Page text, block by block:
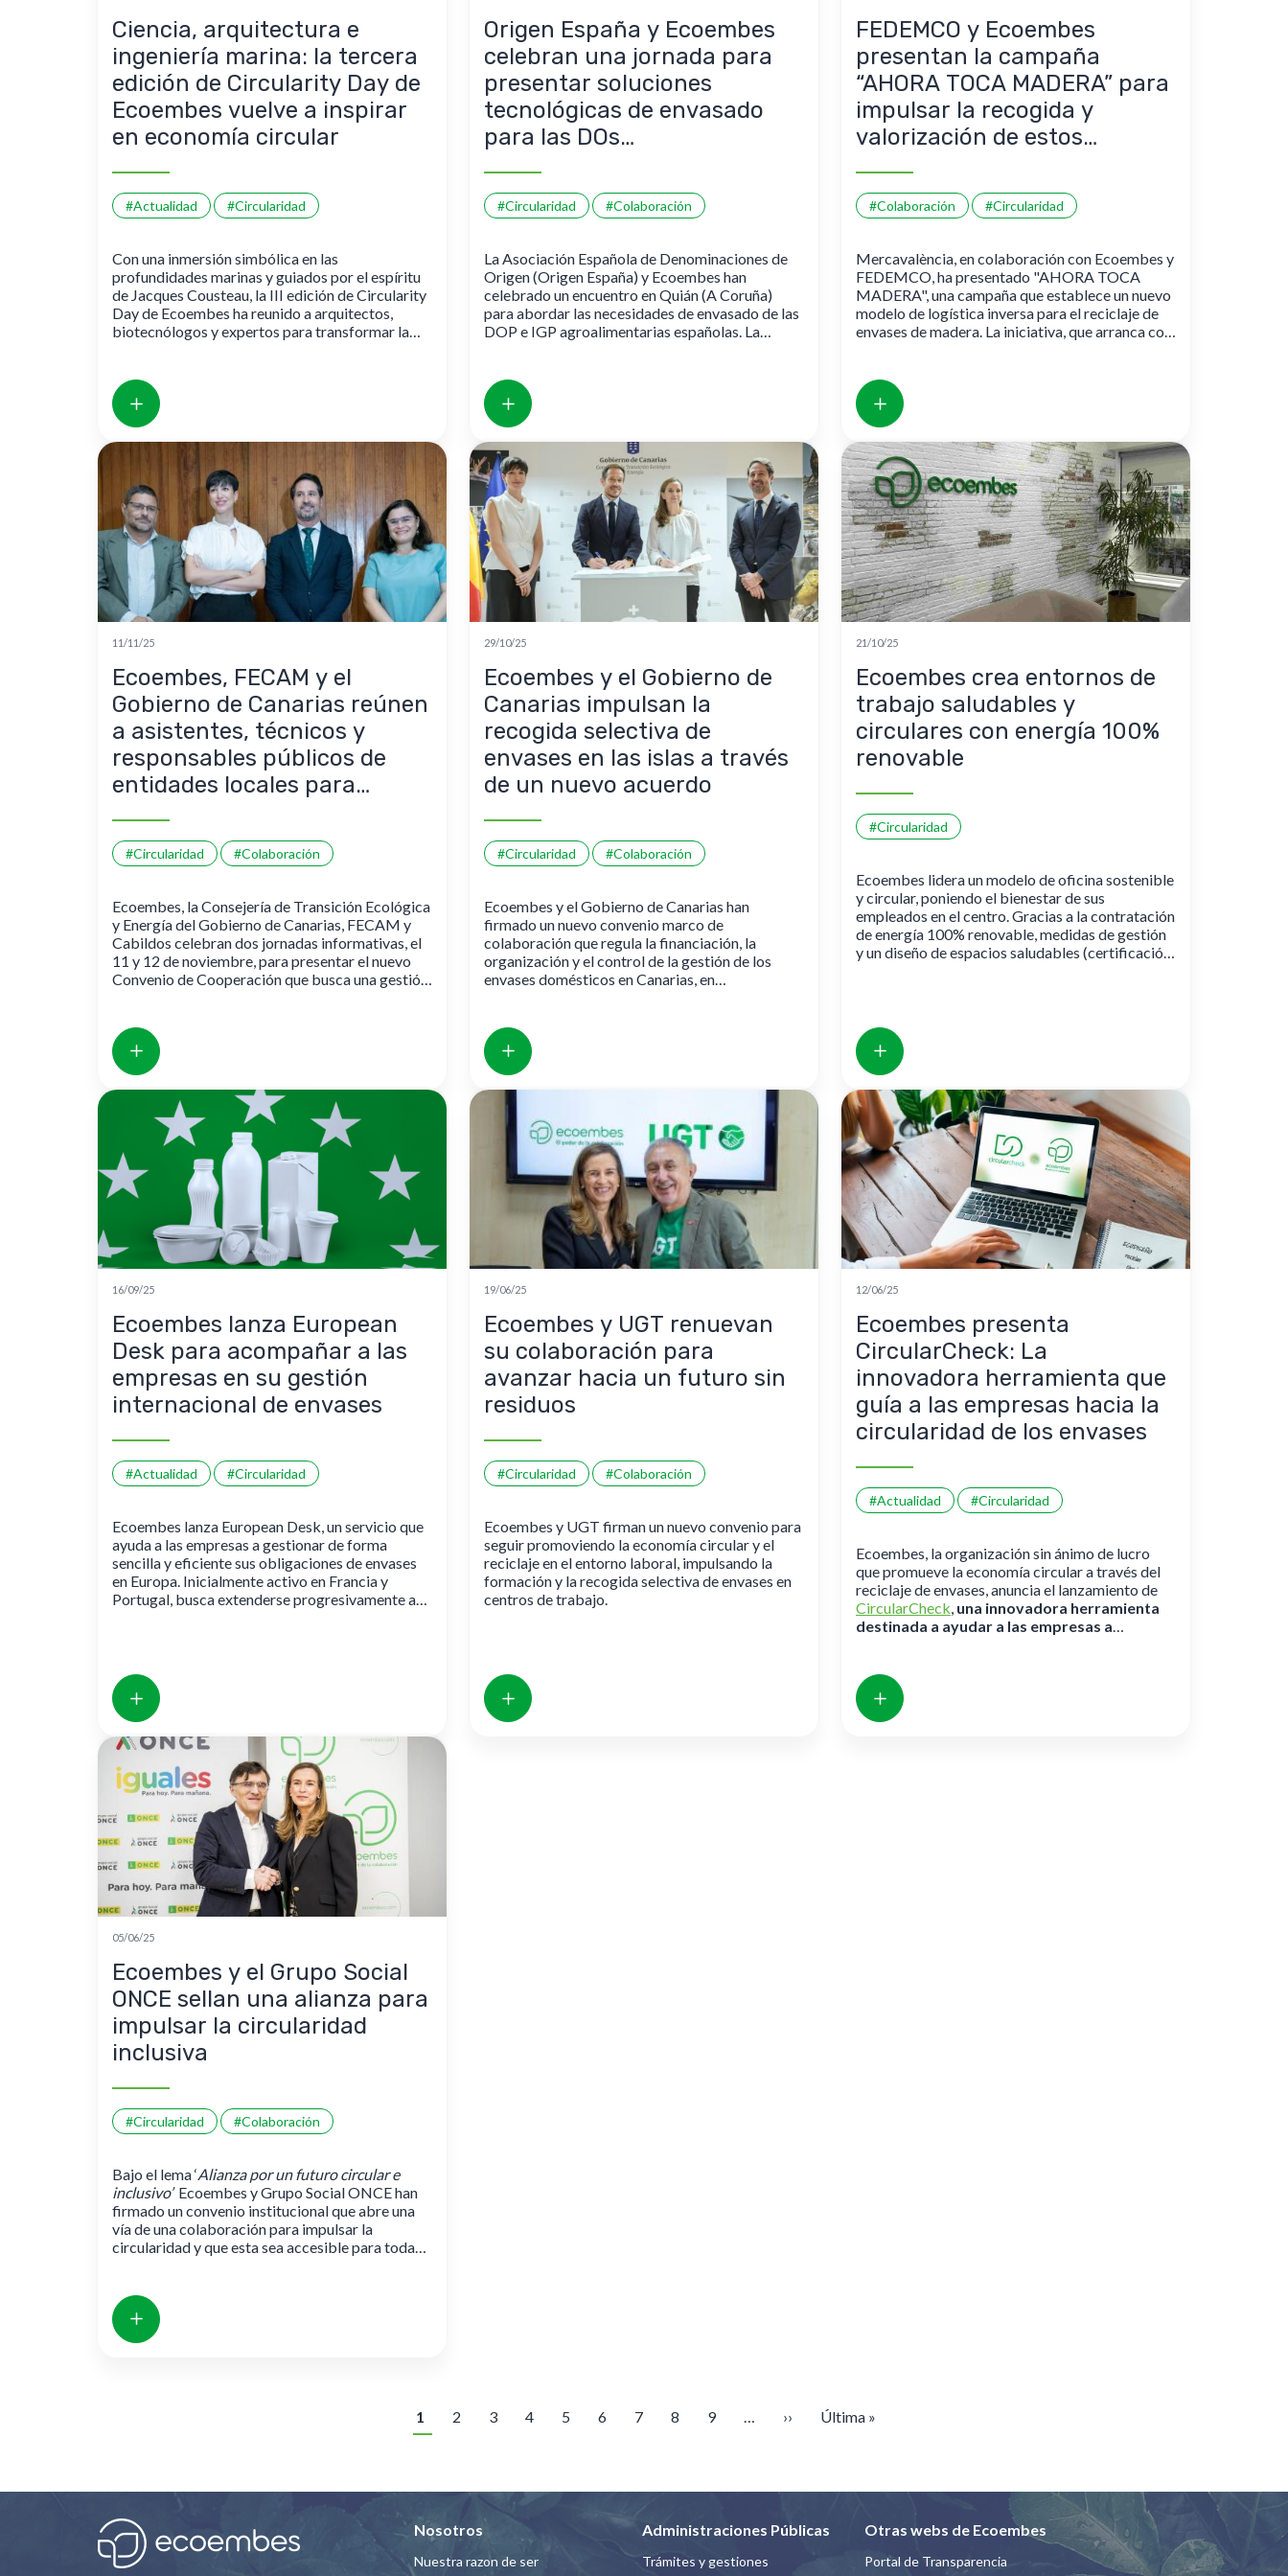
Ciencia, arquitectura e
ingeniería marina: la tercera
edición de Circularity Day de
Ecoembes vuelve a inspirar
en economía circular
#Actualidad #Circularidad
Con una inmersión simbólica en las
profundidades marinas y guiados por el espíritu
de Jacques Cousteau, la III edición de Circularity
Day de Ecoembes ha reunido a arquitectos,
biotecnólogos y expertos para transformar la
jornada reivindicó que la economía circular no es
una utopía abstracta, sino una realidad que
requiere la colaboración de todos.
Origen España y Ecoembes
celebran una jornada para
presentar soluciones
tecnológicas de envasado
para las DOs
#Circularidad #Colaboración
La Asociación Española de Denominaciones de
Origen (Origen España) y Ecoembes han
celebrado un encuentro en Quián (A Coruña)
para abordar las necesidades de envasado de las
DOP e IGP agroalimentarias españolas. La
para exponer sus desafíos en materia de
conservación, identificación y sostenibilidad
ante el actual marco normativo de envases.
FEDEMCO y Ecoembes
presentan la campaña
“AHORA TOCA MADERA” para
impulsar la recogida y
valorización de estos
#Colaboración #Circularidad
Mercavalència, en colaboración con Ecoembes y
FEDEMCO, ha presentado "AHORA TOCA
MADERA", una campaña que establece un nuevo
modelo de logística inversa para el reciclaje de
envases de madera. La iniciativa, que arranca con
agroalimentario, promoviendo la economía
circular y reduciendo los residuos en vertederos.
11/11/25
Ecoembes, FECAM y el
Gobierno de Canarias reúnen
a asistentes, técnicos y
responsables públicos de
entidades locales para
Convenio de Cooperación en
materia de envases
#Circularidad #Colaboración
Ecoembes, la Consejería de Transición Ecológica
y Energía del Gobierno de Canarias, FECAM y
Cabildos celebran dos jornadas informativas, el
11 y 12 de noviembre, para presentar el nuevo
Convenio de Cooperación que busca una gestión
29/10/25
Ecoembes y el Gobierno de
Canarias impulsan la
recogida selectiva de
envases en las islas a través
de un nuevo acuerdo
#Circularidad #Colaboración
Ecoembes y el Gobierno de Canarias han
firmado un nuevo convenio marco de
colaboración que regula la financiación, la
organización y el control de la gestión de los
envases domésticos en Canarias, en
21/10/25
Ecoembes crea entornos de
trabajo saludables y
circulares con energía 100%
renovable
#Circularidad
Ecoembes lidera un modelo de oficina sostenible
y circular, poniendo el bienestar de sus
empleados en el centro. Gracias a la contratación
de energía 100% renovable, medidas de gestión
y un diseño de espacios saludables (certificación
crecimiento de la plantilla es compatible con la
máxima eficiencia y la economía circular.
16/09/25
Ecoembes lanza European
Desk para acompañar a las
empresas en su gestión
internacional de envases
#Actualidad #Circularidad
Ecoembes lanza European Desk, un servicio que
ayuda a las empresas a gestionar de forma
sencilla y eficiente sus obligaciones de envases
en Europa. Inicialmente activo en Francia y
Portugal, busca extenderse progresivamente a
19/06/25
Ecoembes y UGT renuevan
su colaboración para
avanzar hacia un futuro sin
residuos
#Circularidad #Colaboración
Ecoembes y UGT firman un nuevo convenio para
seguir promoviendo la economía circular y el
reciclaje en el entorno laboral, impulsando la
formación y la recogida selectiva de envases en
centros de trabajo.
12/06/25
Ecoembes presenta
CircularCheck: La
innovadora herramienta que
guía a las empresas hacia la
circularidad de los envases
#Actualidad #Circularidad
Ecoembes, la organización sin ánimo de lucro
que promueve la economía circular a través del
reciclaje de envases, anuncia el lanzamiento de
CircularCheck, una innovadora herramienta
destinada a ayudar a las empresas a
05/06/25
Ecoembes y el Grupo Social
ONCE sellan una alianza para
impulsar la circularidad
inclusiva
#Circularidad #Colaboración
Bajo el lema ‘Alianza por un futuro circular e
inclusivo’Ecoembes y Grupo Social ONCE han
firmado un convenio institucional que abre una
vía de una colaboración para impulsar la
circularidad y que esta sea accesible para todas
Paginación
Página actual
1 Página
2 Página
3 Página
4 Página
5 Página
6 Página
7 Página
8 Página
9 Siguiente página
›› Última página
Última »
Nosotros
Nuestra razon de ser
Administraciones Públicas
Trámites y gestiones
Otras webs de Ecoembes
Portal de Transparencia